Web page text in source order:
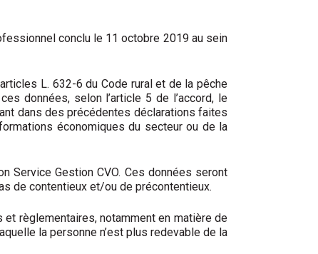
conclu le 11 octobre 2019 au sein
L. 632-6 du Code rural et de la pêche
données, selon l’article 5 de l’accord, le
dans des précédentes déclarations faites
économiques du secteur ou de la
Service Gestion CVO. Ces données seront
de contentieux et/ou de précontentieux.
règlementaires, notamment en matière de
la personne n’est plus redevable de la